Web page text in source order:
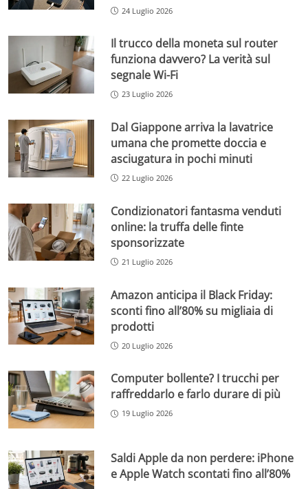
24 Luglio 2026
Il trucco della moneta sul router
funziona davvero? La verità sul
segnale Wi-Fi
23 Luglio 2026
Dal Giappone arriva la lavatrice
umana che promette doccia e
asciugatura in pochi minuti
22 Luglio 2026
Condizionatori fantasma venduti
online: la truffa delle finte
sponsorizzate
21 Luglio 2026
Amazon anticipa il Black Friday:
sconti fino all’80% su migliaia di
prodotti
20 Luglio 2026
Computer bollente? I trucchi per
raffreddarlo e farlo durare di più
19 Luglio 2026
Saldi Apple da non perdere: iPhone
e Apple Watch scontati fino all’80%